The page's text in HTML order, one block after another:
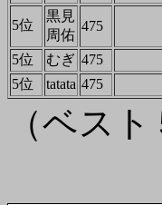
5位
黒見
周佑
475
5位 むぎ 475
5位
tatata 475
（ベス